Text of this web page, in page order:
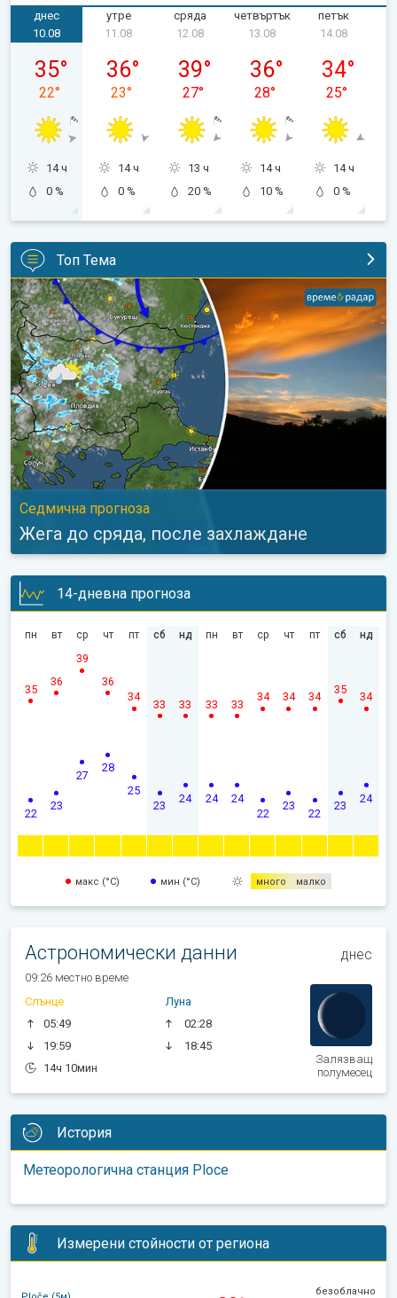
днес
понеделник, 10.08
10.08
35°
22°
14 ч
0 %
утре
11.08
36°
23°
14 ч
0 %
сряда
12.08
39°
27°
13 ч
20 %
четвъртък
13.08
36°
28°
14 ч
10 %
петък
14.08
34°
25°
14 ч
0 %
Топ Тема
Жега до сряда, после захлаждане. Седмична прогноза. . .
Седмична прогноза
Жега до сряда, после захлаждане
14-дневна прогноза
пн
22
35
вт
23
36
ср
27
39
чт
28
36
пт
25
34
сб
23
33
нд
24
33
пн
24
33
вт
24
33
ср
22
34
чт
23
34
пт
22
34
сб
23
35
нд
24
34
макс (°C) мин (°C) много малко
Астрономически данни днес
09:26 местно време
Слънце
05:49
19:59
14ч 10мин
Луна
02:28
18:45
Залязващ
полумесец
История
Метеорологична станция Ploce
Измерени стойности от региона
безоблачно